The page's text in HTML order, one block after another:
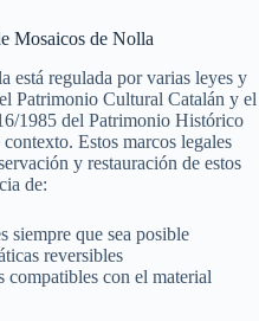
Mosaicos de Nolla
está regulada por varias leyes y
Patrimonio Cultural Catalán y el
1985 del Patrimonio Histórico
Estos marcos legales
y restauración de estos
de:
siempre que sea posible
reversibles
compatibles con el material